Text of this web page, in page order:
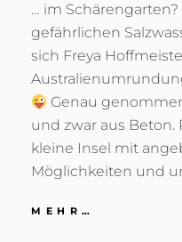
… im
gefährlichen
sich Freya
Genau
und zwar aus
kleine Insel mit
Möglichkeiten und
MEHR…